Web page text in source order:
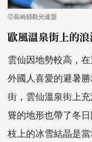
ⓒ長崎縣觀光連盟
歐風溫泉街上的浪
雲仙因地勢較高，
外國人喜愛的避暑
街，雲仙溫泉街上
聳的地形也帶了冬
枝上的冰雪結晶是